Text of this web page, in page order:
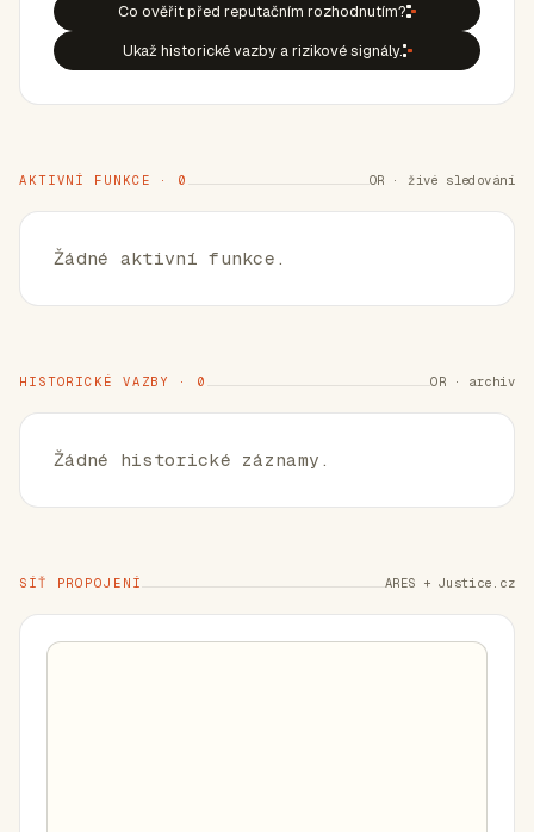
Co ověřit před reputačním rozhodnutím?
Ukaž historické vazby a rizikové signály.
AKTIVNÍ FUNKCE · 0 OR · živé sledování
Žádné aktivní funkce.
HISTORICKÉ VAZBY · 0 OR · archiv
Žádné historické záznamy.
SÍŤ PROPOJENÍ ARES + Justice.cz